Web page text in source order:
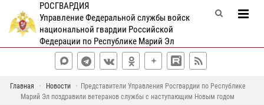
РОСГВАРДИЯ
Управление Федеральной службы войск
национальной гвардии Российской
Федерации по Республике Марий Эл
Главная Новости
Представители Управления Росгвардии по Республике
Марий Эл поздравили ветеранов службы с наступающим Новым годом